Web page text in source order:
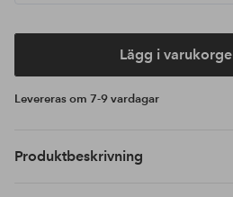
Lägg i
Levereras om 7-9 vardagar
Produktbeskrivning